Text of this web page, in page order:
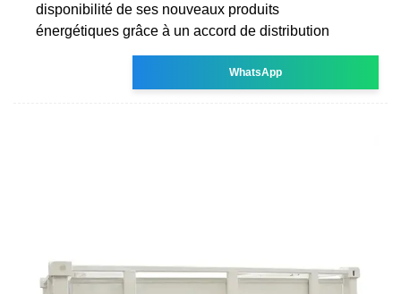
disponibilité de ses nouveaux produits
énergétiques grâce à un accord de distribution
WhatsApp